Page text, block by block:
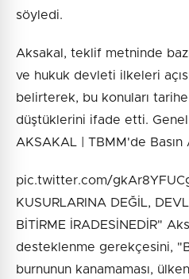
söyledi.
Aksakal, teklif metninde
ve hukuk devleti ilkeleri
belirterek, bu konuları
düştüklerini ifade etti. Genel
AKSAKAL | TBMM'de Basın
pic.twitter.com/
KUSURLARINA DEĞİL,
BİTİRME İRADESİNEDİR"
desteklenme gerekçesini,
burnunun kanamaması,